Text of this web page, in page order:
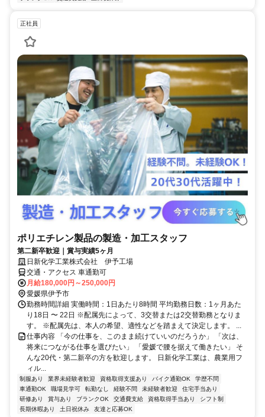
正社員
ポリエチレン製品の製造・加工スタッフ
第二新卒歓迎｜賞与実績5ヶ月
日新化学工業株式会社 伊予工場
交通・アクセス 車通勤可
月給180,000円～250,000円
愛媛県伊予市
勤務時間詳細 実働時間：1日あたり8時間 平均勤務日数：1ヶ月あた
り18日 〜 22日 ※配属先によって、3交替または2交替勤務となりま
す。 ※配属先は、本人の希望、適性などを踏まえて決定します。 ...
仕事内容 「今の仕事を、このまま続けていいのだろうか」 「次は、
将来につながる仕事を選びたい」 「愛媛で腰を据えて働きたい」 そ
んな20代・第二新卒の方を歓迎します。 日新化学工業は、農業用フ
ィル...
制服あり 業界未経験者歓迎 資格取得支援あり バイク通勤OK
学歴不問
車通勤OK
職場見学可 転勤なし 経験不問 未経験者歓迎
住宅手当あり
研修あり
賞与あり ブランクOK 交通費支給 資格取得手当あり
シフト制
長期休暇あり
土日祝休み 友達と応募OK